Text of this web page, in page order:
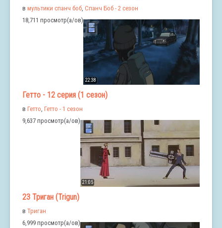
в мультики спанч боб, Спанч Боб - 2 сезон
18,711 просмотр(а/ов)
22:38
Гетто - 12 серия (1 сезон)
в Гетто, Гетто - 1 сезон
9,637 просмотр(а/ов)
21:05
23 Триган (Trigun)
в Триган
6,999 просмотр(а/ов)